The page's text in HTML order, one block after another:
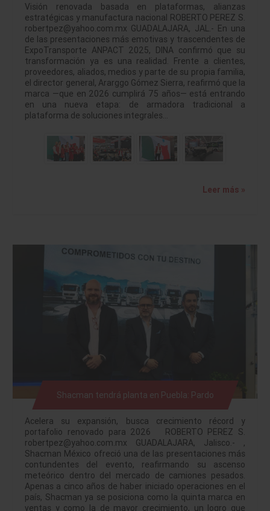
Visión renovada basada en plataformas, alianzas
estratégicas y manufactura nacional ROBERTO PEREZ S.
robertpez@yahoo.com.mx GUADALAJARA, JAL.- En una
de las presentaciones más emotivas y trascendentes de
ExpoTransporte ANPACT 2025, DINA confirmó que su
transformación ya es una realidad. Frente a clientes,
proveedores, aliados, medios y parte de su propia familia,
el director general, Ararggo Gómez Sierra, reafirmó que la
marca —que en 2026 cumplirá 75 años— está entrando
en una nueva etapa: de armadora tradicional a
plataforma de soluciones integrales…
Leer más »
Shacman tendrá planta en Puebla: Pardo
Acelera su expansión, busca crecimiento récord y
portafolio renovado para 2026 ROBERTO PEREZ S.
robertpez@yahoo.com.mx GUADALAJARA, Jalisco.- ,
Shacman México ofreció una de las presentaciones más
contundentes del evento, reafirmando su ascenso
meteórico dentro del mercado de camiones pesados.
Apenas a cinco años de haber iniciado operaciones en el
país, Shacman ya se posiciona como la quinta marca en
ventas y como la de mayor crecimiento, un logro que